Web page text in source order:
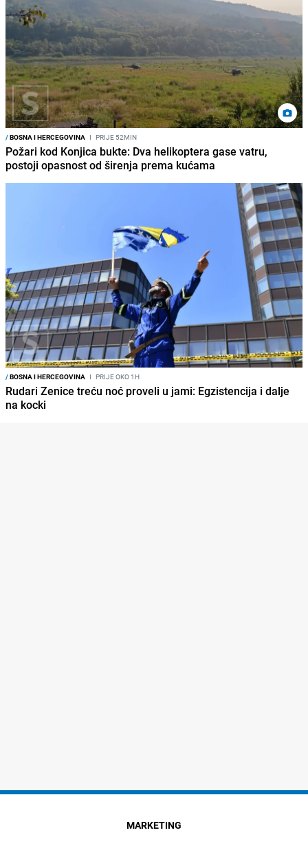
/BOSNA I HERCEGOVINA I PRIJE 52MIN
Požari kod Konjica bukte: Dva helikoptera gase vatru,
postoji opasnost od širenja prema kućama
/BOSNA I HERCEGOVINA I PRIJE OKO 1H
Rudari Zenice treću noć proveli u jami: Egzistencija i dalje
na kocki
MARKETING